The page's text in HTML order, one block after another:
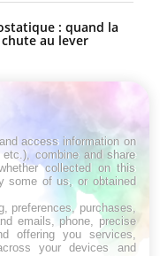
: quand la
au lever
déformation des
(Sclérose latérale
access information on
combine and share
collected on this
some of us, or obtained
preferences, purchases,
emails, phone, precise
offering you services,
your devices and